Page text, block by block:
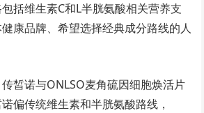
括维生素C和L半胱氨酸相关营养支
康品牌、希望选择经典成分路线的人
皙诺与ONLSO麦角硫因细胞焕活片
偏传统维生素和半胱氨酸路线，